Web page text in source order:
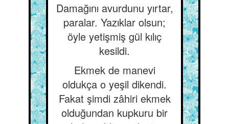
Damağını avurdunu yırtar,
paralar. Yazıklar olsun;
öyle yetişmiş gül kılıç
kesildi.
Ekmek de manevi
oldukça o yeşil dikendi.
Fakat şimdi zâhiri ekmek
olduğundan kupkuru bir